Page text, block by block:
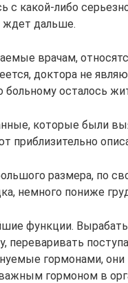
с какой-либо
ждет дальше.
врачам,
доктора не
больному осталось
которые были
приблизительно
размера, по
немного пониже
функции.
переваривать
гормонами,
гормоном в